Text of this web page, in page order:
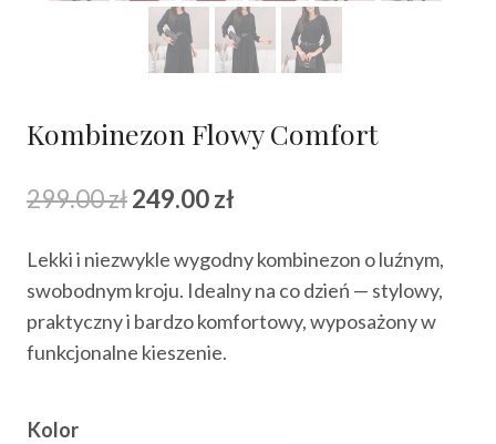
Kombinezon Flowy Comfort
299.00złPierwotna
wynosiła:
299.00 zł.
249.00zł
wynosi:
249.00 zł.
Lekki i niezwykle wygodny kombinezon o luźnym,
swobodnym kroju. Idealny na co dzień — stylowy,
praktyczny i bardzo komfortowy, wyposażony w
funkcjonalne kieszenie.
Kolor